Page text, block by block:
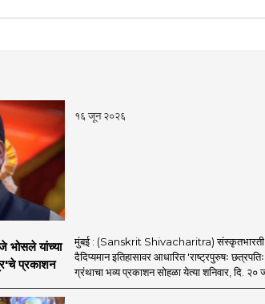
१६ जून २०२६
भोसले यांच्या
प्रकाशन
मुंबई : (Sanskrit Shivacharitra) संस्कृतभारती,
दैदिप्यमान इतिहासावर आधारित 'राष्ट्रपुरुषः
ग्रंथाचा भव्य प्रकाशन सोहळा येत्या शनिवार, दि. २०